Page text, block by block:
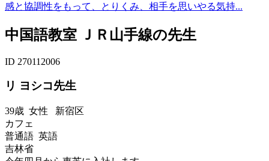
感と協調性をもって、とりくみ、相手を思いやる気持...
中国語教室 ＪＲ山手線の先生
ID 270112006
リ ヨシコ先生
39歳 女性 新宿区
カフェ
普通語 英語
吉林省